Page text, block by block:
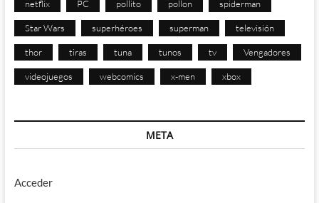
netflix PC pollito pollon spiderman
Star Wars superhéroes superman televisión
thor tiras tuna tunos tv Vengadores
videojuegos webcomics x-men xbox
META
Acceder